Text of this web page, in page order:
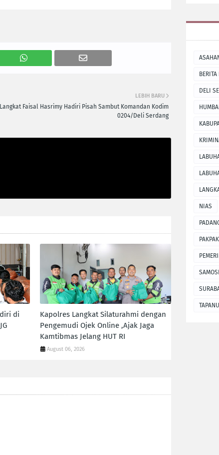
LEBIH BARU
Faisal Hasrimy Hadiri Pisah Sambut Komandan Kodim
0204/Deli Serdang
di
Kapolres Langkat Silaturahmi dengan
Pengemudi Ojek Online ,Ajak Jaga
Kamtibmas Jelang HUT RI
August 06, 2026
DELI
NIAS